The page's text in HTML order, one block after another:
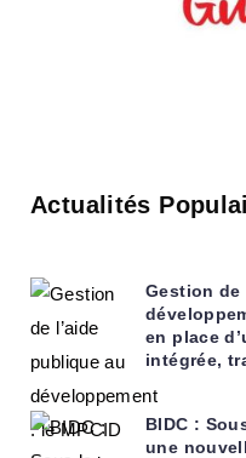
Actualités
Gestion de
en place
intégrée,
BIDC :
une